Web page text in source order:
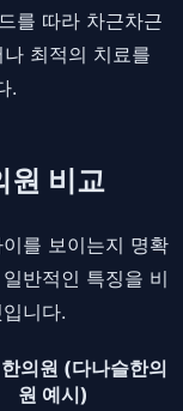
를 따라 차근차근
최적의 치료를
.
원 비교
를 보이는지 명확
반적인 특징을 비
니다.
의원 (다나슬한의
원 예시)